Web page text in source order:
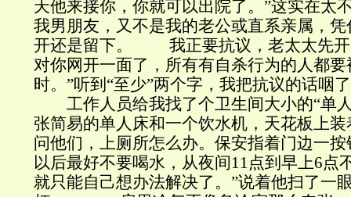
天他来接你，你就可以出院了。”这实在太
我男朋友，又不是我的老公或直系亲属，
开还是留下。 我正要抗议，老太太先开
对你网开一面了，所有有自杀行为的人都
时。”听到“至少”两个字，我把抗议的话
工作人员给我找了个卫生间大小的“单
张简易的单人床和一个饮水机，天花板
问他们，上厕所怎么办。保安指着门边一
以后最好不要喝水，从夜间11点到早上6点
就只能自己想办法解决了。”说着他扫了一